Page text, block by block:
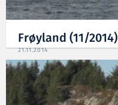
Frøyland (11/2014)
21.11.2014